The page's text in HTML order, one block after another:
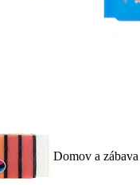
Domov a zábava